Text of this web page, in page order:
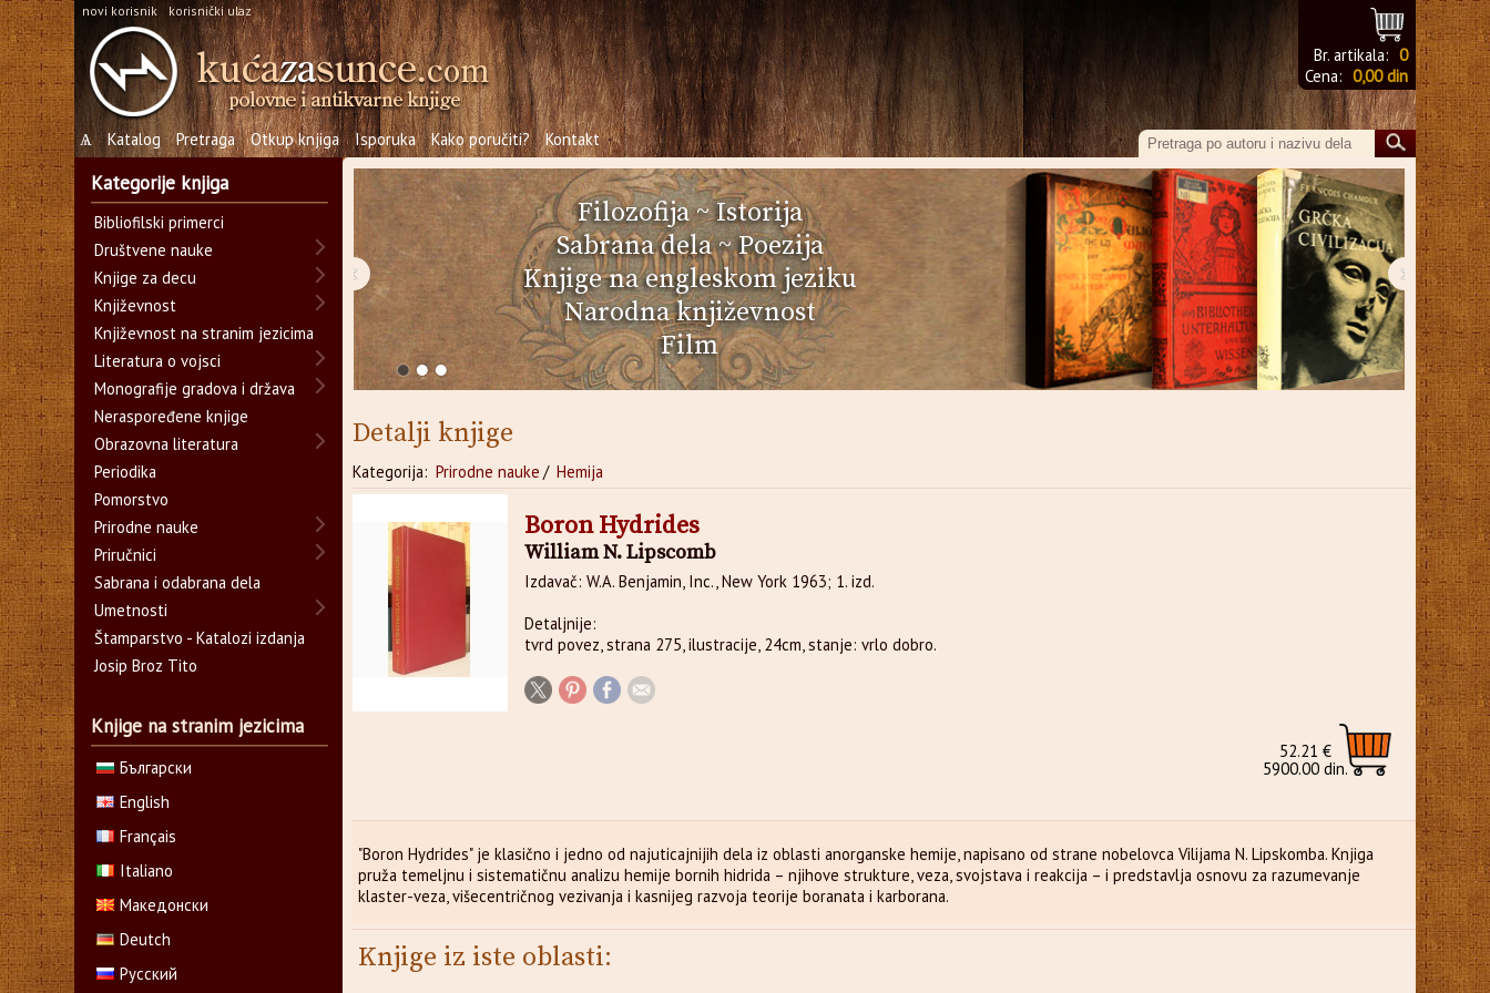
novi korisnik korisnički ulaz
Br. artikala: 0
Cena: 0,00 din
Ѧ Katalog Pretraga Otkup knjiga Isporuka Kako poručiti? Kontakt
Filozofija~Istorija
Sabrana dela~Poezija
Knjige na engleskom jeziku
Narodna književnost
Film
‹ ›
Detalji knjige
Kategorija: Prirodne nauke / Hemija
Boron Hydrides
William N. Lipscomb
Izdavač: W.A. Benjamin, Inc., New York 1963; 1. izd.
Detaljnije:
tvrd povez, strana 275, ilustracije, 24cm, stanje: vrlo dobro.
52.21 €
5900.00 din.
"Boron Hydrides" je klasično i jedno od najuticajnijih dela iz oblasti anorganske hemije, napisano od strane nobelovca Vilijama N. Lipskomba. Knjiga
pruža temeljnu i sistematičnu analizu hemije bornih hidrida – njihove strukture, veza, svojstava i reakcija – i predstavlja osnovu za razumevanje
klaster-veza, višecentričnog vezivanja i kasnijeg razvoja teorije boranata i karborana.
Knjige iz iste oblasti:
Kategorije knjiga
Bibliofilski primerci
Društvene nauke
Knjige za decu
Književnost
Književnost na stranim jezicima
Literatura o vojsci
Monografije gradova i država
Neraspoređene knjige
Obrazovna literatura
Periodika
Pomorstvo
Prirodne nauke
Priručnici
Sabrana i odabrana dela
Umetnosti
Štamparstvo - Katalozi izdanja
Josip Broz Tito
Knjige na stranim jezicima
Български
English
Français
Italiano
Македонски
Deutch
Русский